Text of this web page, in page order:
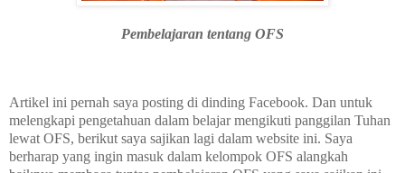
Pembelajaran tentang OFS
Artikel ini pernah saya posting di dinding Facebook. Dan untuk
melengkapi pengetahuan dalam belajar mengikuti panggilan Tuhan
lewat OFS, berikut saya sajikan lagi dalam website ini. Saya
berharap yang ingin masuk dalam kelompok OFS alangkah